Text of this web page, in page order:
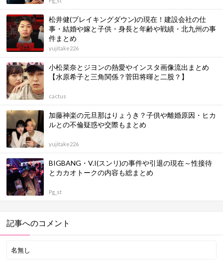
松井健(ブレイキングダウン)の現在！建設会社の仕
事・結婚や嫁と子供・身長と年齢や戦績・北九州の事
件まとめ
yujitake226
小松菜奈とジヨンの熱愛やインスタ画像流出まとめ
【水原希子と三角関係？菅田将暉と二股？】
cactus
加藤神楽の元旦那はりょうき？子供や離婚原因・ヒカ
ルとの不倫疑惑や交際もまとめ
yujitake226
BIGBANG・V.I(スンリ)の事件や引退の現在～性接待
とカカオトークの内容も総まとめ
Pg_st
記事へのコメント